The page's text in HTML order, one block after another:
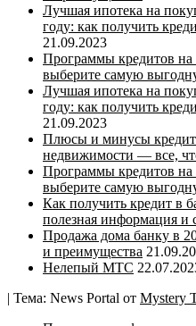
Лучшая ипотека на
году: как получить
21.09.2023
Программы кредитов
выберите самую
Лучшая ипотека на
году: как получить
21.09.2023
Плюсы и минусы
недвижимости — все,
Программы кредитов
выберите самую
Как получить кредит в
полезная информация и
Продажа дома банку в
и преимущества
Нелепый МТС
| Тема: News Portal от Mystery